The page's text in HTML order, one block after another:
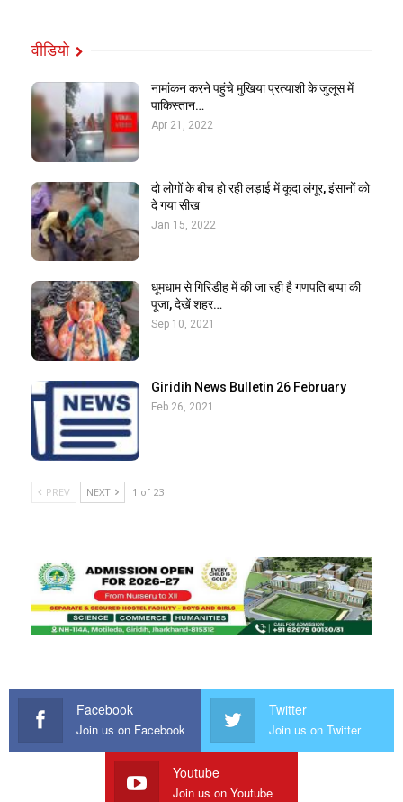
वीडियो
नामांकन करने पहुंचे मुखिया प्रत्याशी के जुलूस में
पाकिस्तान…
Apr 21, 2022
दो लोगों के बीच हो रही लड़ाई में कूदा लंगूर, इंसानों को
दे गया सीख
Jan 15, 2022
धूमधाम से गिरिडीह में की जा रही है गणपति बप्पा की
पूजा, देखें शहर…
Sep 10, 2021
Giridih News Bulletin 26 February
Feb 26, 2021
PREV NEXT 1 of 23
Facebook
Join us on Facebook
Twitter
Join us on Twitter
Youtube
Join us on Youtube